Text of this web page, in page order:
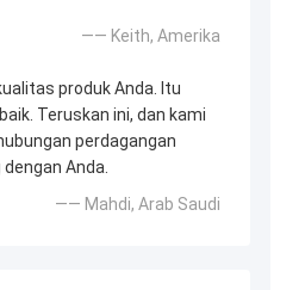
—— Keith, Amerika
produk Anda. Itu
Teruskan ini, dan kami
perdagangan
Anda.
—— Mahdi, Arab Saudi